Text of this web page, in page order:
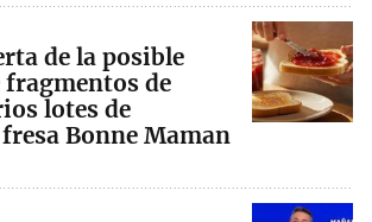
de la posible
fragmentos de
lotes de
Bonne Maman